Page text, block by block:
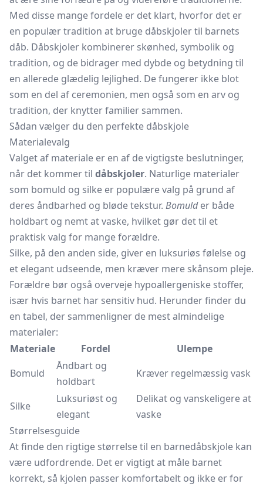
Med disse mange fordele er det klart, hvorfor det er
en populær tradition at bruge dåbskjoler til barnets
dåb. Dåbskjoler kombinerer skønhed, symbolik og
tradition, og de bidrager med dybde og betydning til
en allerede glædelig lejlighed. De fungerer ikke blot
som en del af ceremonien, men også som en arv og
tradition, der knytter familier sammen.
Sådan vælger du den perfekte dåbskjole
Materialevalg
Valget af materiale er en af de vigtigste beslutninger,
når det kommer til dåbskjoler. Naturlige materialer
som bomuld og silke er populære valg på grund af
deres åndbarhed og bløde tekstur. Bomulder både
holdbart og nemt at vaske, hvilket gør det til et
praktisk valg for mange forældre.
Silke, på den anden side, giver en luksuriøs følelse og
et elegant udseende, men kræver mere skånsom pleje.
Forældre bør også overveje hypoallergeniske stoffer,
især hvis barnet har sensitiv hud. Herunder finder du
en tabel, der sammenligner de mest almindelige
materialer:
Materiale
Fordel
Ulempe
Bomuld
Åndbart og
holdbart
Kræver regelmæssig vask
Silke
Luksuriøst og
elegant
Delikat og vanskeligere at
vaske
Størrelsesguide
At finde den rigtige størrelse til en barnedåbskjole kan
være udfordrende. Det er vigtigt at måle barnet
korrekt, så kjolen passer komfortabelt og ikke er for